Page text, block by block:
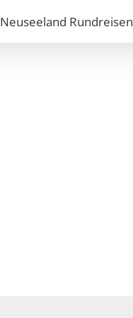
Neuseeland Rundreisen